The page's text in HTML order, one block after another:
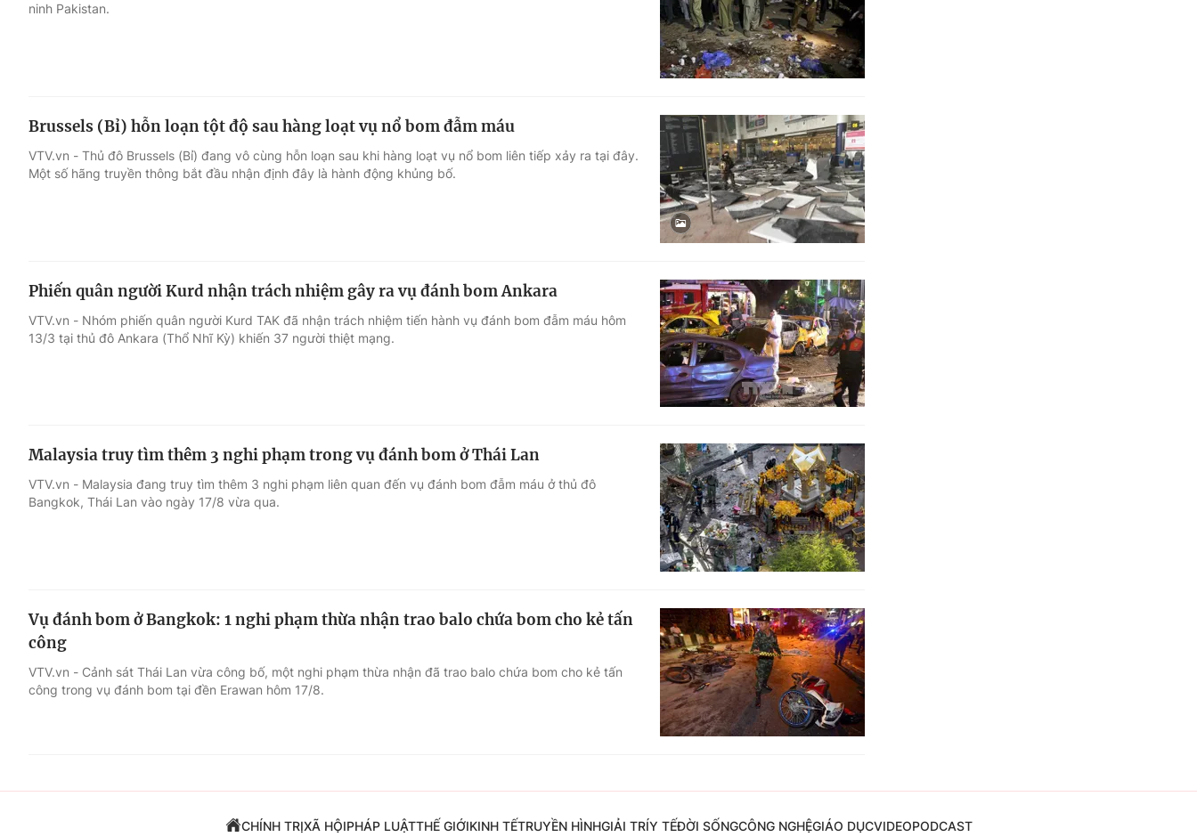
ninh Pakistan.
Brussels (Bỉ) hỗn loạn tột độ sau hàng loạt vụ nổ bom đẫm máu
VTV.vn - Thủ đô Brussels (Bỉ) đang vô cùng hỗn loạn sau khi hàng loạt vụ nổ bom liên tiếp xảy ra tại đây.
Một số hãng truyền thông bắt đầu nhận định đây là hành động khủng bố.
Phiến quân người Kurd nhận trách nhiệm gây ra vụ đánh bom Ankara
VTV.vn - Nhóm phiến quân người Kurd TAK đã nhận trách nhiệm tiến hành vụ đánh bom đẫm máu hôm
13/3 tại thủ đô Ankara (Thổ Nhĩ Kỳ) khiến 37 người thiệt mạng.
Malaysia truy tìm thêm 3 nghi phạm trong vụ đánh bom ở Thái Lan
VTV.vn - Malaysia đang truy tìm thêm 3 nghi phạm liên quan đến vụ đánh bom đẫm máu ở thủ đô
Bangkok, Thái Lan vào ngày 17/8 vừa qua.
Vụ đánh bom ở Bangkok: 1 nghi phạm thừa nhận trao balo chứa bom cho kẻ tấn
công
VTV.vn - Cảnh sát Thái Lan vừa công bố, một nghi phạm thừa nhận đã trao balo chứa bom cho kẻ tấn
công trong vụ đánh bom tại đền Erawan hôm 17/8.
CHÍNH TRỊXÃ HỘIPHÁP LUẬTTHẾ GIỚIKINH TẾTRUYỀN HÌNHGIẢI TRÍY TẾĐỜI SỐNGCÔNG NGHỆGIÁO DỤCVIDEOPODCAST